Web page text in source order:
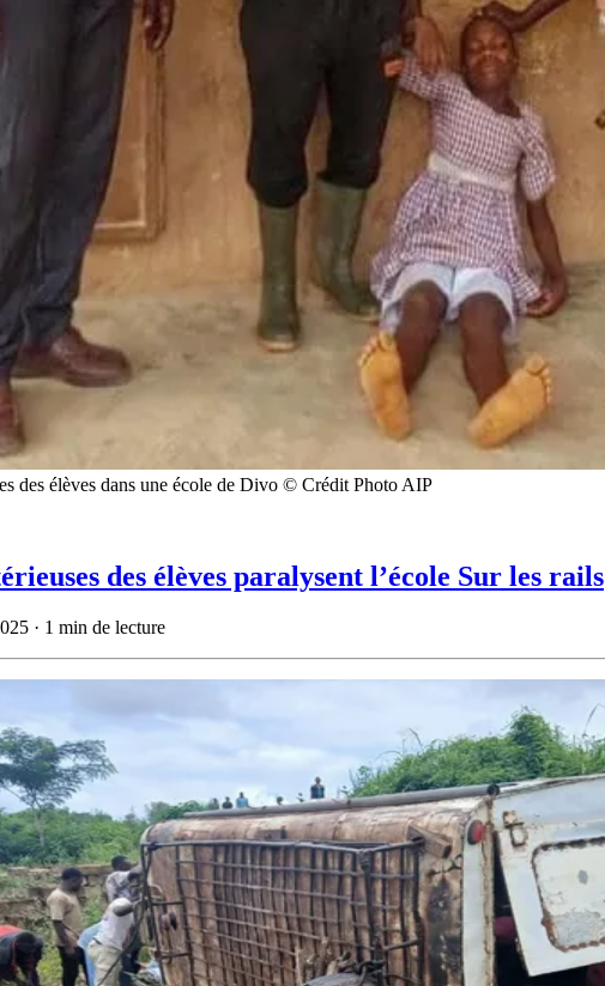
des élèves dans une école de Divo © Crédit Photo AIP
des élèves paralysent l’école Sur les rails
· 1 min de lecture